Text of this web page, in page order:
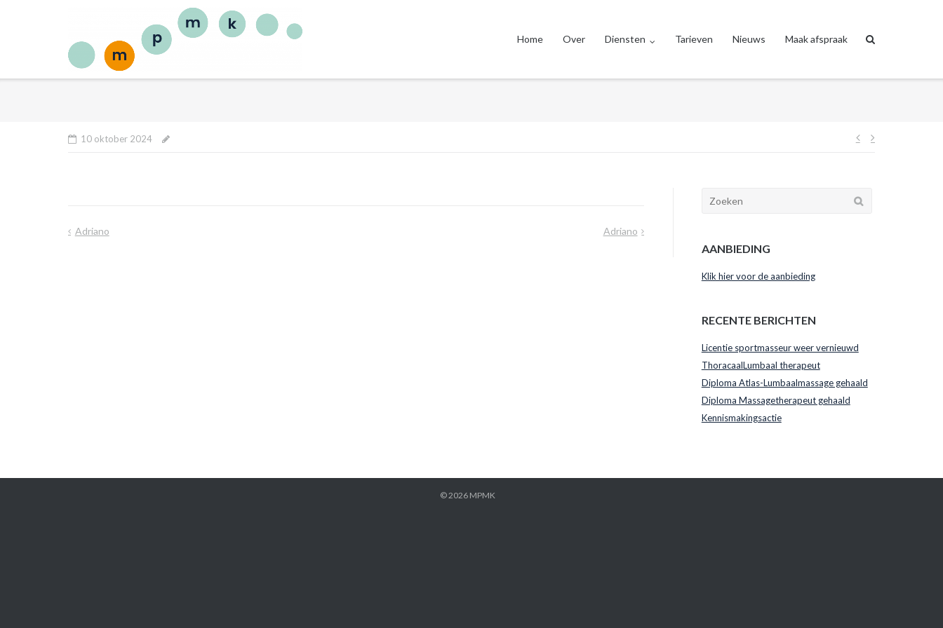
Home Over Diensten Tarieven Nieuws Maak afspraak
10 oktober 2024
Adriano Adriano
AANBIEDING
Klik hier voor de aanbieding
RECENTE BERICHTEN
Licentie sportmasseur weer vernieuwd
ThoracaalLumbaal therapeut
Diploma Atlas-Lumbaalmassage gehaald
Diploma Massagetherapeut gehaald
Kennismakingsactie
© 2026 MPMK